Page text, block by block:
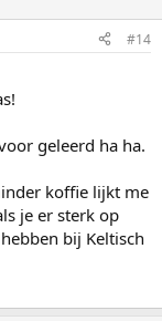
#14
geleerd ha ha.
koffie lijkt me
je er sterk op
bij Keltisch